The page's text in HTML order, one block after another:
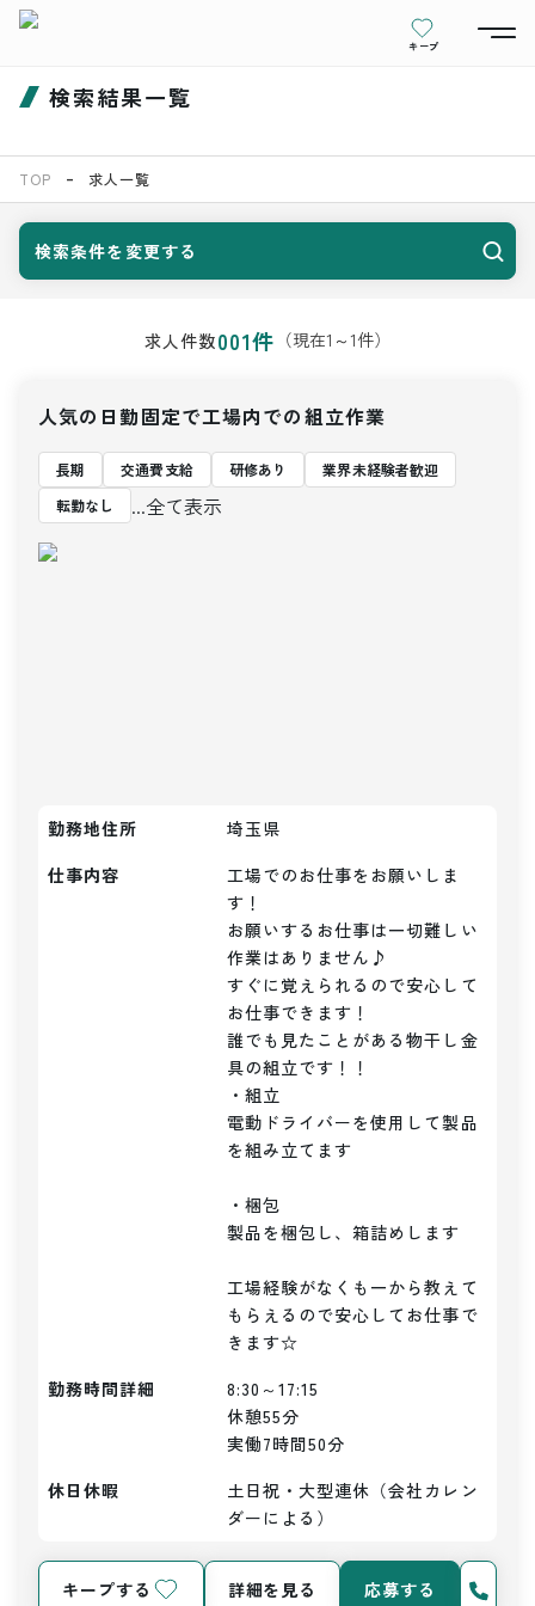
キープ
検索結果一覧
TOP 求人一覧
検索条件を変更する
求人件数001件 （現在1 ～1件）
人気の日勤固定で工場内での組立作業
長期 交通費支給 研修あり
業界未経験者歓迎
転勤なし
...全て表示
勤務地住所
埼玉県
仕事内容
工場でのお仕事をお願いしま
す！
お願いするお仕事は一切難しい
作業はありません♪
すぐに覚えられるので安心して
お仕事できます！
誰でも見たことがある物干し金
具の組立です！！
・組立
電動ドライバーを使用して製品
を組み立てます
・梱包
製品を梱包し、箱詰めします
工場経験がなくも一から教えて
もらえるので安心してお仕事で
勤務時間詳細
8:30～17:15
休憩55分
実働7時間50分
休日休暇
土日祝・大型連休（会社カレン
ダーによる）
キープする 詳細を見る 応募する